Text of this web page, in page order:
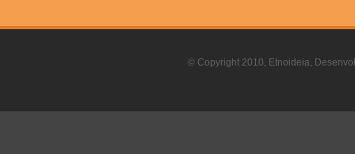
© Copyright 2010, Etnoideia,